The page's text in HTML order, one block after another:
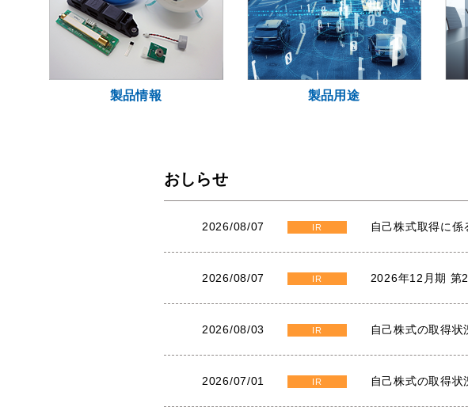
製品情報 製品用途
おしらせ
2026/08/07 IR 自己株式取得に
2026/08/07 IR 2026年12月期 第
2026/08/03 IR 自己株式の取得
2026/07/01 IR 自己株式の取得